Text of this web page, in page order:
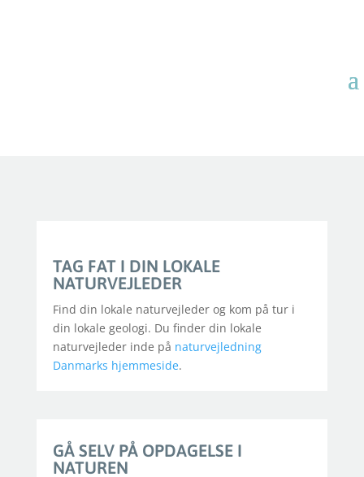
TAG FAT I DIN LOKALE
NATURVEJLEDER
Find din lokale naturvejleder og kom på tur i
din lokale geologi. Du finder din lokale
naturvejleder inde på naturvejledning
Danmarks hjemmeside.
GÅ SELV PÅ OPDAGELSE I
NATUREN